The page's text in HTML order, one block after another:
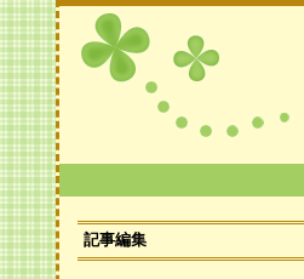
記事編集